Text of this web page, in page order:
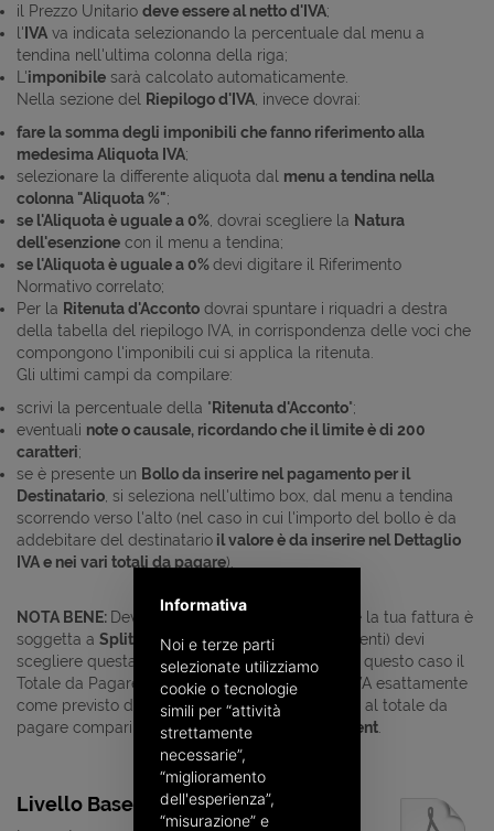
il Prezzo Unitario deve essere al netto d'IVA;
l' IVA va indicata selezionando la percentuale dal menu a
tendina nell'ultima colonna della riga;
L'imponibile sarà calcolato automaticamente.
Nella sezione del
Riepilogo d'IVA , invece dovrai:
fare la somma degli imponibili che fanno riferimento alla
medesima Aliquota IVA;
selezionare la differente aliquota dal menu a tendina nella
colonna "Aliquota %";
se l'Aliquota è uguale a 0% , dovrai scegliere la Natura
dell'esenzione con il menu a tendina;
se l'Aliquota è uguale a 0%devi digitare il Riferimento
Normativo correlato;
Per la Ritenuta d'Acconto dovrai spuntare i riquadri a destra
della tabella del riepilogo IVA, in corrispondenza delle voci che
compongono l'imponibili cui si applica la ritenuta.
Gli ultimi campi da compilare:
scrivi la percentuale della " Ritenuta d'Acconto";
eventuali note o causale, ricordando che il limite è di 200
caratteri;
se è presente un Bollo da inserire nel pagamento per il
Destinatario , si seleziona nell'ultimo box, dal menu a tendina
scorrendo verso l'alto (nel caso in cui l'importo del bollo è da
addebitare del destinatario il valore è da inserire nel Dettaglio
IVA e nei vari totali da pagare).
NOTA BENE: Devi selezionare l'esigibilità IVA. Se la tua fattura è
soggetta a Split Payment(Scissione dei Pagamenti) devi
scegliere questa voce dal menù a tendina ed in questo caso il
Totale da Pagare
NONincluderà il valore dell'IVA esattamente
come previsto dalla normativa vigente. Accanto al totale da
pagare comparirà anche la dicitura
Split Payment
Livello Base - File pdf
Informativa
Noi e terze parti
selezionate utilizziamo
cookie o tecnologie
simili per “attività
strettamente
necessarie”,
“miglioramento
dell'esperienza”,
“misurazione” e